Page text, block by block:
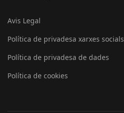
Avis Legal
Política de privadesa xarxes socials
Política de privadesa de dades
Política de cookies